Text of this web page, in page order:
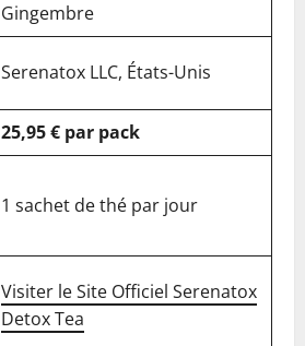
Gingembre
Serenatox LLC, États-Unis
25,95 € par pack
1 sachet de thé par jour
Visiter le Site Officiel Serenatox
Detox Tea